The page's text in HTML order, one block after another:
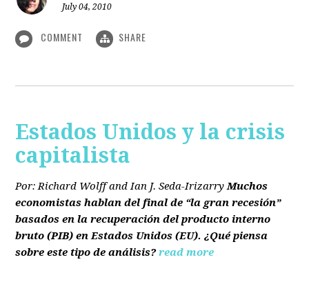
July 04, 2010
COMMENT SHARE
Estados Unidos y la crisis
capitalista
Por: Richard Wolff and Ian J. Seda-Irizarry Muchos
economistas hablan del final de “la gran recesión”
basados en la recuperación del producto interno
bruto(PIB)en Estados Unidos(EU). ¿Qué piensa
sobre este tipo de análisis? read more